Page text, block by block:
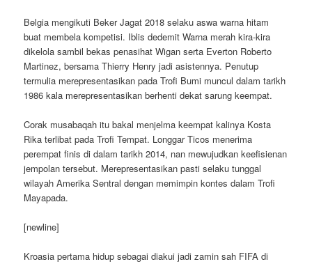
Belgia mengikuti Beker Jagat 2018 selaku aswa warna hitam
buat membela kompetisi. Iblis dedemit Warna merah kira-kira
dikelola sambil bekas penasihat Wigan serta Everton Roberto
Martinez, bersama Thierry Henry jadi asistennya. Penutup
termulia merepresentasikan pada Trofi Bumi muncul dalam tarikh
1986 kala merepresentasikan berhenti dekat sarung keempat.
Corak musabaqah itu bakal menjelma keempat kalinya Kosta
Rika terlibat pada Trofi Tempat. Longgar Ticos menerima
perempat finis di dalam tarikh 2014, nan mewujudkan keefisienan
jempolan tersebut. Merepresentasikan pasti selaku tunggal
wilayah Amerika Sentral dengan memimpin kontes dalam Trofi
Mayapada.
[newline]
Kroasia pertama hidup sebagai diakui jadi zamin sah FIFA di